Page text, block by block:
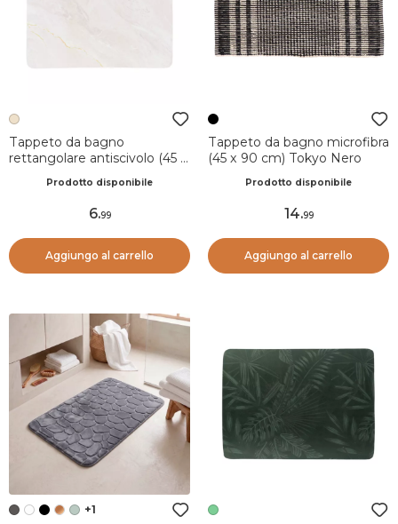
Tappeto da bagno
rettangolare antiscivolo (45 x
Prodotto disponibile
6.99
Aggiungo al carrello
Tappeto da bagno microfibra
(45 x 90 cm) Tokyo Nero
Prodotto disponibile
14.99
Aggiungo al carrello
+1